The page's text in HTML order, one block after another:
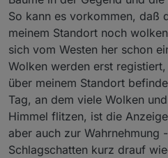
So kann es vorkommen, daß
meinem Standort noch
sich vom Westen her schon
Wolken werden erst
über meinem Standort
Tag, an dem viele Wolken
Himmel flitzen, ist die
aber auch zur Wahrnehmung
Schlagschatten kurz drauf